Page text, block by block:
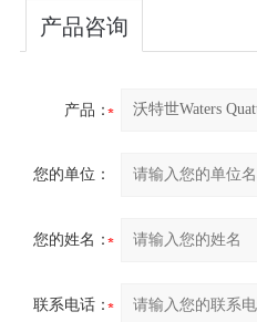
产品咨询
产品：
您的单位：
您的姓名：
联系电话：